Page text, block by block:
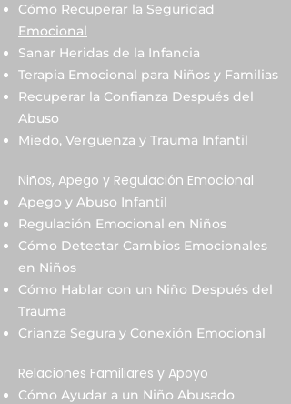
Cómo Recuperar la Seguridad
Emocional
Sanar Heridas de la Infancia
Terapia Emocional para Niños y Familias
Recuperar la Confianza Después del
Abuso
Miedo, Vergüenza y Trauma Infantil
Niños, Apego y Regulación Emocional
Apego y Abuso Infantil
Regulación Emocional en Niños
Cómo Detectar Cambios Emocionales
en Niños
Cómo Hablar con un Niño Después del
Trauma
Crianza Segura y Conexión Emocional
Relaciones Familiares y Apoyo
Cómo Ayudar a un Niño Abusado